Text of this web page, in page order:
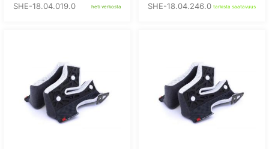
SHE-18.04.019.0 heti verkosta SHE-18.04.246.0 tarkista saatavuus